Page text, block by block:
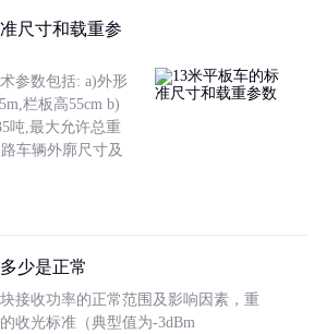
尺寸和载重参
参数包括: a)外形
栏板高55cm b)
吨,最大允许总重
车辆外廓尺寸及
少是正常
接收功率的正常范围及影响因素，重
收光标准（典型值为-3dBm